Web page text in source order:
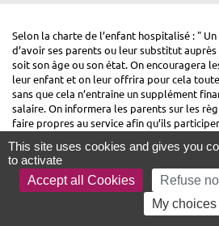
Selon la charte de l’enfant hospitalisé : "
d’avoir ses parents ou leur substitut
soit son âge ou son état. On encouragera
leur enfant et on leur offrira pour cela
sans que cela n’entraîne un supplément
salaire. On informera les parents sur les
faire propres au service afin qu’ils
Plusieurs solutions sont proposées aux
nuit auprès de leur enfant ou à proximité
hébergement à l’extérieur du service
This site uses cookies and gives you
to activate
Accept all Cookies
Refuse
My choices